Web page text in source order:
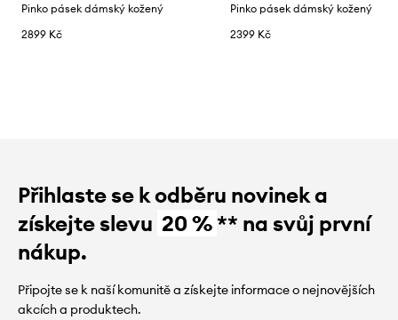
Pinko pásek dámský kožený
2899 Kč
Pinko pásek dámský kožený
2399 Kč
Přihlaste se k odběru novinek a
získejte slevu 20 %** na svůj první
nákup.
Připojte se k naší komunitě a získejte informace o nejnovějších
akcích a produktech.